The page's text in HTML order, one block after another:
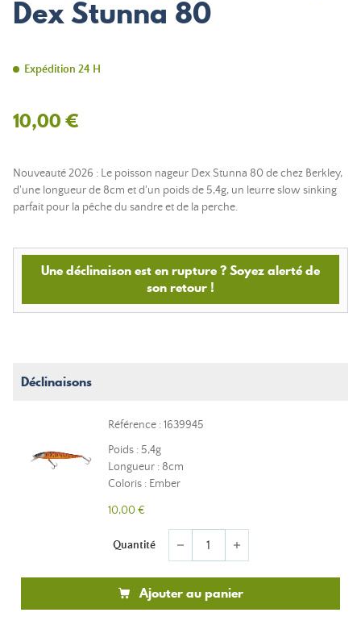
Dex Stunna 80
Expédition 24 H
10,00 €
Nouveauté 2026 : Le poisson nageur Dex Stunna 80 de chez Berkley,
d'une longueur de 8cm et d'un poids de 5,4g, un leurre slow sinking
parfait pour la pêche du sandre et de la perche.
Une déclinaison est en rupture ? Soyez alerté de
son retour !
Déclinaisons
Référence : 1639945
Poids : 5,4g
Longueur : 8cm
Coloris : Ember
10,00 €
Quantité remove add
Ajouter au panier